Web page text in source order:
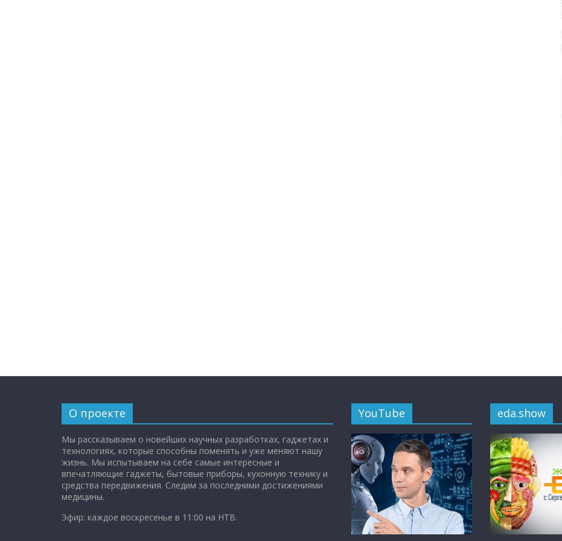
О проекте
Мы рассказываем о новейших научных разработках, гаджетах и
технологиях, которые способны поменять и уже меняют нашу
жизнь. Мы испытываем на себе самые интересные и
впечатляющие гаджеты, бытовые приборы, кухонную технику и
средства передвижения. Следим за последними достижениями
медицины.
Эфир: каждое воскресенье в 11:00 на НТВ.
YouTube eda.show